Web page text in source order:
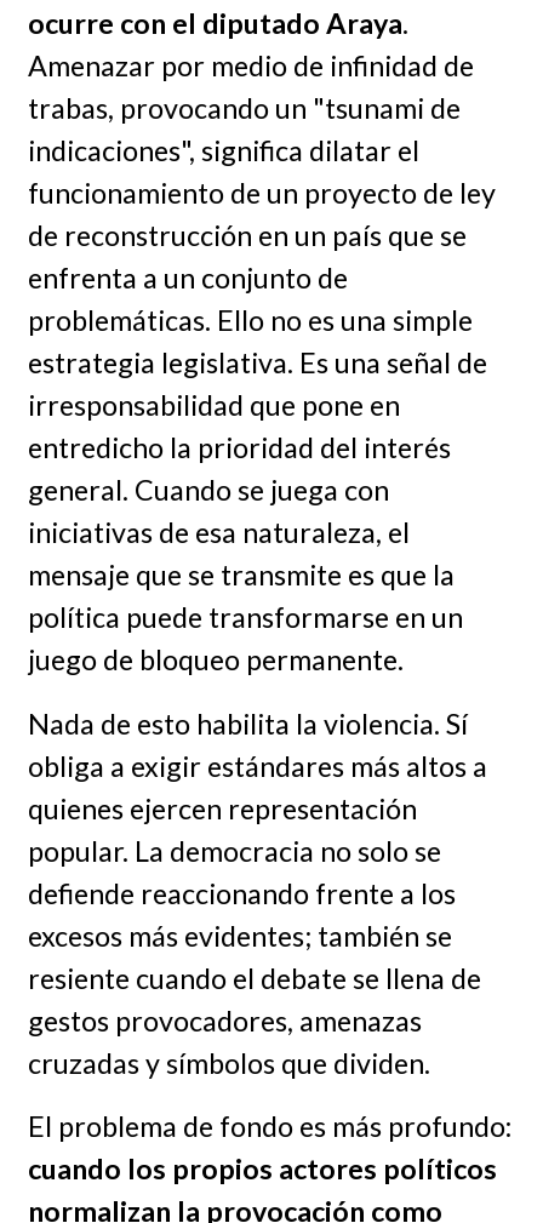
ocurre con el diputado Araya.
Amenazar por medio de infinidad de
trabas, provocando un "tsunami de
indicaciones", significa dilatar el
funcionamiento de un proyecto de ley
de reconstrucción en un país que se
enfrenta a un conjunto de
problemáticas. Ello no es una simple
estrategia legislativa. Es una señal de
irresponsabilidad que pone en
entredicho la prioridad del interés
general. Cuando se juega con
iniciativas de esa naturaleza, el
mensaje que se transmite es que la
política puede transformarse en un
juego de bloqueo permanente.
Nada de esto habilita la violencia. Sí
obliga a exigir estándares más altos a
quienes ejercen representación
popular. La democracia no solo se
defiende reaccionando frente a los
excesos más evidentes; también se
resiente cuando el debate se llena de
gestos provocadores, amenazas
cruzadas y símbolos que dividen.
El problema de fondo es más profundo:
cuando los propios actores políticos
normalizan la provocación como